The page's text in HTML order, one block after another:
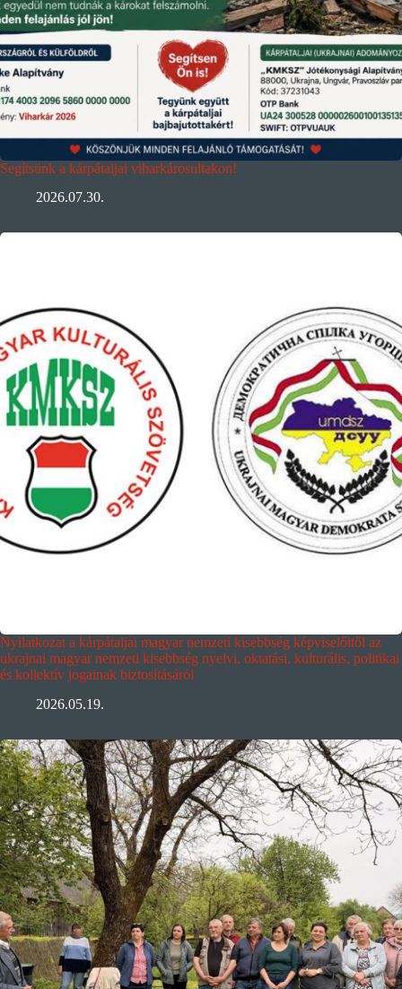
Segítsünk a kárpátaljai viharkárosultakon!
2026.07.30.
Nyilatkozat a kárpátaljai magyar nemzeti kisebbség képviselőitől az
ukrajnai magyar nemzeti kisebbség nyelvi, oktatási, kulturális, politikai
és kollektív jogainak biztosításáról
2026.05.19.